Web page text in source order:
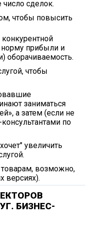
число сделок.
чтобы повысить
прибыли и
оборачиваемость.
чтобы
заниматься
а затем (если не
по
увеличить
возможно,
версиях).
БИЗНЕС-